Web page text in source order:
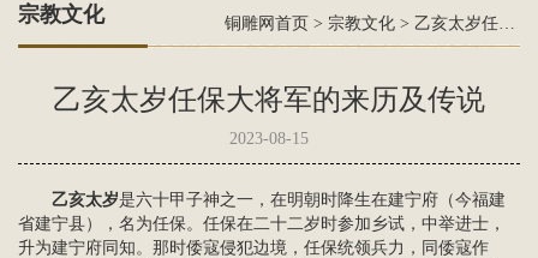
宗教文化 铜雕网首页 > 宗教文化 > 乙亥太岁任保大将军的来历及传说
乙亥太岁任保大将军的来历及传说
2023-08-15
乙亥太岁是六十甲子神之一，在明朝时降生在建宁府（今福建
省建宁县），名为任保。任保在二十二岁时参加乡试，中举进士，
升为建宁府同知。那时倭寇侵犯边境，任保统领兵力，同倭寇作